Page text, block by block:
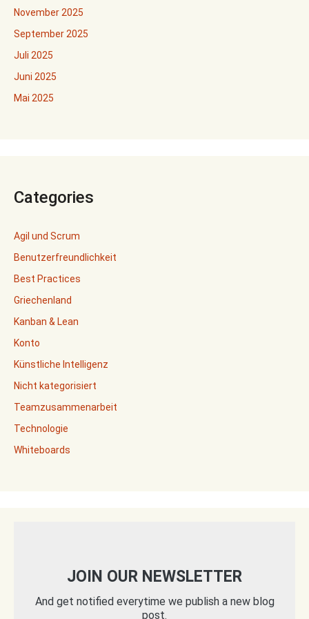
November 2025
September 2025
Juli 2025
Juni 2025
Mai 2025
Categories
Agil und Scrum
Benutzerfreundlichkeit
Best Practices
Griechenland
Kanban & Lean
Konto
Künstliche Intelligenz
Nicht kategorisiert
Teamzusammenarbeit
Technologie
Whiteboards
JOIN OUR NEWSLETTER
And get notified everytime we publish a new blog
post.